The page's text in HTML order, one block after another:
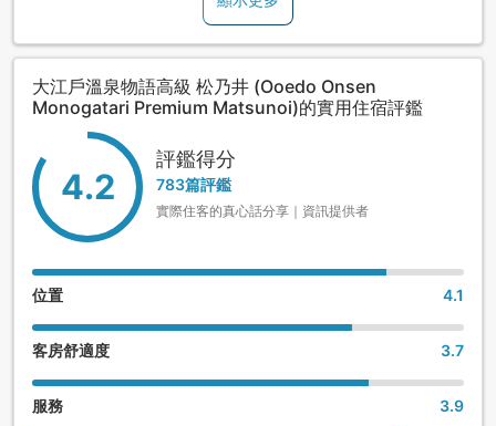
大江戶溫泉物語高級 松乃井 (Ooedo Onsen
Monogatari Premium Matsunoi)的實用住宿評鑑
4.2
評鑑得分
783篇評鑑
實際住客的真心話分享｜資訊提供者
位置 4.1
客房舒適度 3.7
服務 3.9